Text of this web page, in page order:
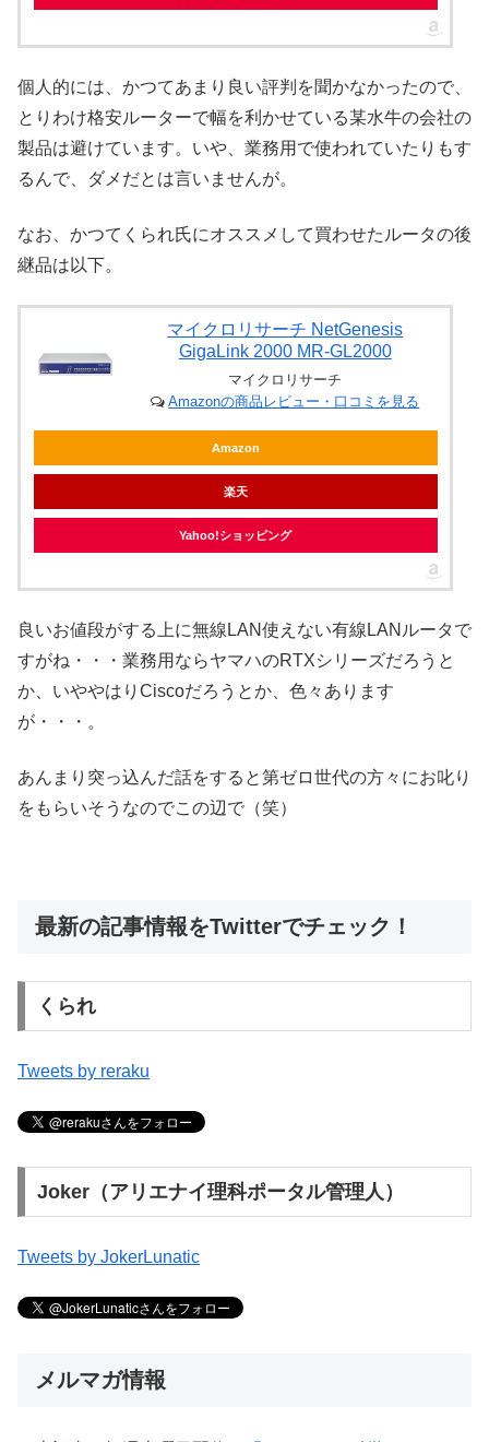
個人的には、かつてあまり良い評判を聞かなかったので、
とりわけ格安ルーターで幅を利かせている某水牛の会社の
製品は避けています。いや、業務用で使われていたりもす
るんで、ダメだとは言いませんが。
なお、かつてくられ氏にオススメして買わせたルータの後
継品は以下。
マイクロリサーチ NetGenesis
GigaLink 2000 MR-GL2000
マイクロリサーチ
Amazonの商品レビュー・口コミを見る
Amazon
楽天
Yahoo!ショッピング
良いお値段がする上に無線LAN使えない有線LANルータで
すがね・・・業務用ならヤマハのRTXシリーズだろうと
か、いややはりCiscoだろうとか、色々あります
が・・・。
あんまり突っ込んだ話をすると第ゼロ世代の方々にお叱り
をもらいそうなのでこの辺で（笑）
最新の記事情報をTwitterでチェック！
くられ
Tweets by reraku
Joker（アリエナイ理科ポータル管理人）
Tweets by JokerLunatic
メルマガ情報